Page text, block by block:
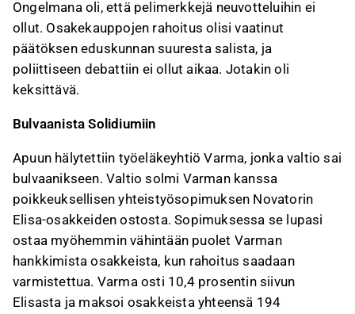
Ongelmana oli, että pelimerkkejä neuvotteluihin ei
ollut. Osakekauppojen rahoitus olisi vaatinut
päätöksen eduskunnan suuresta salista, ja
poliittiseen debattiin ei ollut aikaa. Jotakin oli
keksittävä.
Bulvaanista Solidiumiin
Apuun hälytettiin työeläkeyhtiö Varma, jonka valtio sai
bulvaanikseen. Valtio solmi Varman kanssa
poikkeuksellisen yhteistyösopimuksen Novatorin
Elisa-osakkeiden ostosta. Sopimuksessa se lupasi
ostaa myöhemmin vähintään puolet Varman
hankkimista osakkeista, kun rahoitus saadaan
varmistettua. Varma osti 10,4 prosentin siivun
Elisasta ja maksoi osakkeista yhteensä 194